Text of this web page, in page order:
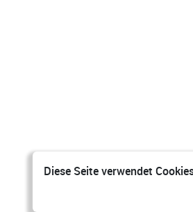
Diese Seite verwendet